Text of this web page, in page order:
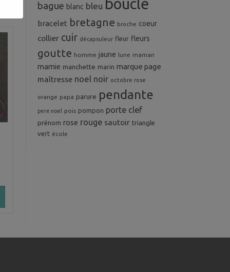
bague blanc bleu boucle
bracelet bretagne broche coeur
collier cuir décapsuleur fleur fleurs
goutte homme jaune lune maman
mamie manchette marin marque page
maîtresse noel noir octobre rose
orange papa parure pendante
pere noel pois pompon porte clef
prénom rose rouge sautoir triangle
vert école